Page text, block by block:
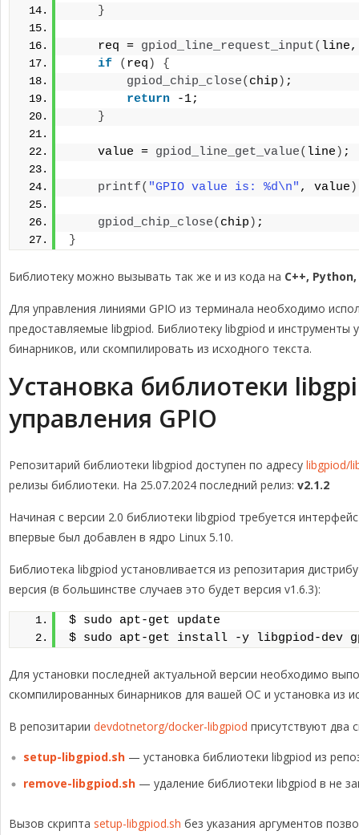
}
    req =
gpiod_line_request_input(
if
( req )
{
gpiod_chip_close( chip ) ;
return -1;
}
    value =
gpiod_line_get_value( line ) ;
printf( "GPIO value is: %d\n" , value )
gpiod_chip_close( chip ) ;
}
Библиотеку можно вызывать так же и из кода на C++,
Для управления линиями GPIO из терминала необходимо
предоставляемые libgpiod. Библиотеку libgpiod и инструменты
бинарников, или скомпилировать из исходного текста.
Установка библиотеки
управления GPIO
Репозитарий библиотеки libgpiod доступен по адресу libgpiod/
релизы библиотеки. На 25.07.2024 последний релиз: v2.1.2
Начиная с версии 2.0 библиотеки libgpiod требуется
впервые был добавлен в ядро Linux 5.10.
Библиотека libgpiod установливается из репозитария
версия (в большинстве случаев это будет версия v1.6.3):
$ sudo apt-get update
$ sudo apt-get install -y libgpiod-dev
Для установки последней актуальной версии необходимо
скомпилированных бинарников для вашей ОС и установка из
В репозитарии devdotnetorg/docker-libgpiod присутствуют два
setup-libgpiod.sh — установка библиотеки libgpiod из
remove-libgpiod.sh — удаление библиотеки libgpiod в не
Вызов скрипта setup-libgpiod.sh без указания аргументов